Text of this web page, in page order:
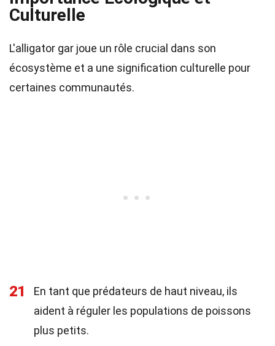
Culturelle
L'alligator gar joue un rôle crucial dans son
écosystème et a une signification culturelle pour
certaines communautés.
21
En tant que prédateurs de haut niveau, ils
aident à réguler les populations de poissons
plus petits.